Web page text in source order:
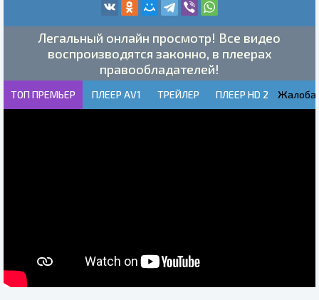
Легальный онлайн просмотр! Все видео
воспроизводятся законно, в плеерах
правообладателей!
ТОП ПРЕМЬЕР ПЛЕЕР AV1 ТРЕЙЛЕР ПЛЕЕР HD 2 Жалоба!